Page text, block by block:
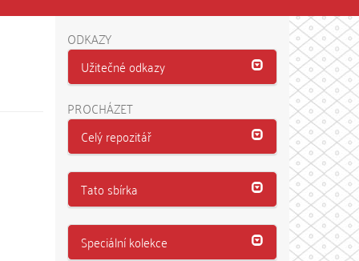
ODKAZY
Užitečné odkazy
PROCHÁZET
Celý repozitář
Tato sbírka
Speciální kolekce